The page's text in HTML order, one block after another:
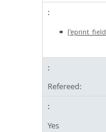
Refereed:
Yes